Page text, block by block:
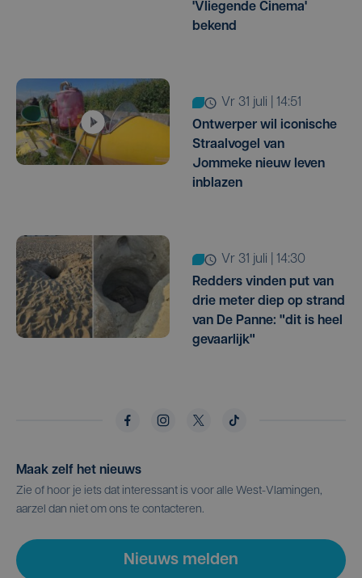
'Vliegende Cinema'
bekend
vr 31 juli | 14:51
Ontwerper wil iconische
Straalvogel van
Jommeke nieuw leven
inblazen
vr 31 juli | 14:30
Redders vinden put van
drie meter diep op strand
van De Panne: "dit is heel
gevaarlijk"
Maak zelf het nieuws
Zie of hoor je iets dat interessant is voor alle West-Vlamingen,
aarzel dan niet om ons te contacteren.
Nieuws melden